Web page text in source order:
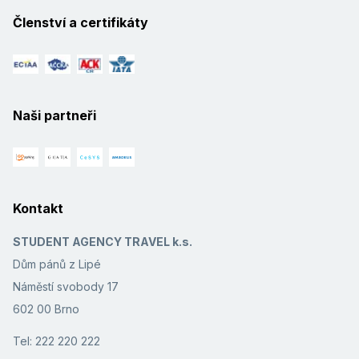
zdarma v hlavnej budove a pri baroch. Denná
bezproblemová. Všetky tri bary sú na dobrej
úrovni. V jedálni ochotný personál, najma
a zeleniny, ale chýbala mi širšia rozmanitosť
jedál. Pri mori a bazéne dostatok lehátok.
bolo more ešte dosť chladné a vietor dosť
vyvesená červená vlajka, ale aj tak sme v
plávali vo veľkom bazéne so slanou vodou.
tohto hotela by sme šli aj na budúce, ale už v
teplejšom mesiaci jún, alebo júl.
Jaroslav,
—
Členství a certifikáty
Naši partneři
Kontakt
STUDENT AGENCY TRAVEL k.s.
Dům pánů z Lipé
Náměstí svobody 17
602 00 Brno
Tel: 222 220 222